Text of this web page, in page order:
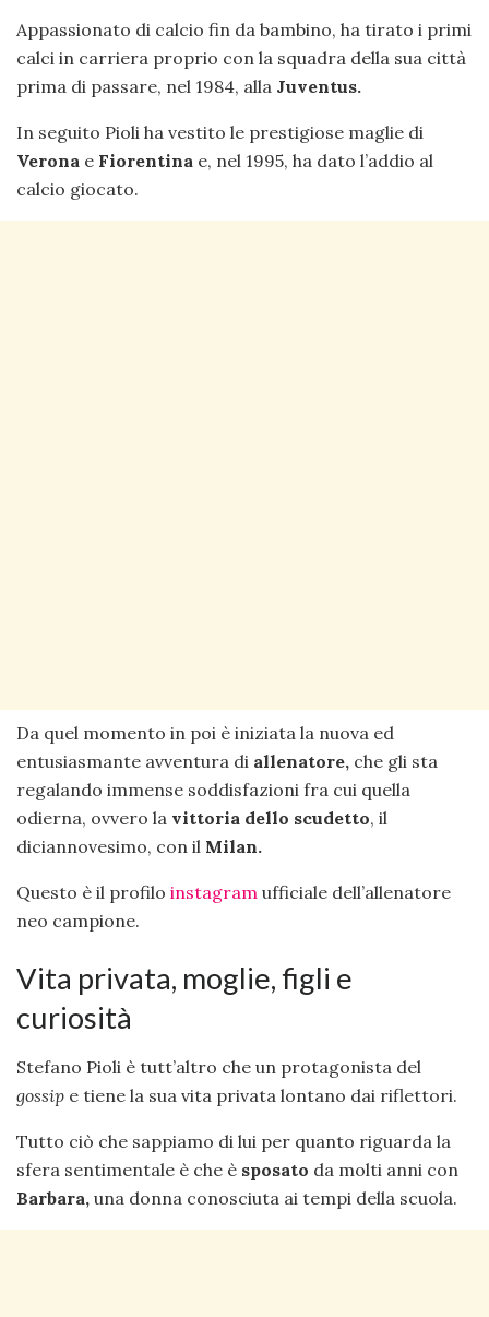
Appassionato di calcio fin da bambino, ha tirato i primi
calci in carriera proprio con la squadra della sua città
prima di passare, nel 1984, alla Juventus.
In seguito Pioli ha vestito le prestigiose maglie di
Verona e Fiorentina e, nel 1995, ha dato l’addio al
calcio giocato.
Da quel momento in poi è iniziata la nuova ed
entusiasmante avventura di allenatore, che gli sta
regalando immense soddisfazioni fra cui quella
odierna, ovvero la vittoria dello scudetto, il
diciannovesimo, con il Milan.
Questo è il profilo instagram ufficiale dell’allenatore
neo campione.
Vita privata, moglie, figli e
curiosità
Stefano Pioli è tutt’altro che un protagonista del
gossip e tiene la sua vita privata lontano dai riflettori.
Tutto ciò che sappiamo di lui per quanto riguarda la
sfera sentimentale è che è sposato da molti anni con
Barbara, una donna conosciuta ai tempi della scuola.